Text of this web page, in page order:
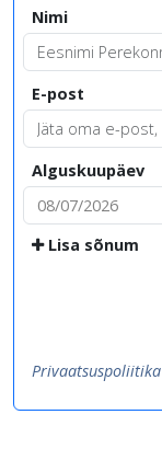
Nimi
E-post
Alguskuupäev
Lisa sõnum
Privaatsuspoliitika